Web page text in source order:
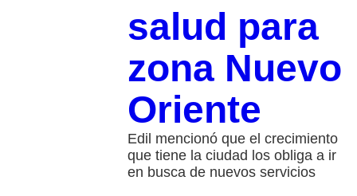
salud para
zona Nuevo
Oriente
Edil mencionó que el crecimiento
que tiene la ciudad los obliga a ir
en busca de nuevos servicios